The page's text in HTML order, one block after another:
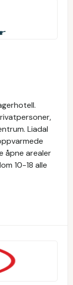
Liadal
åpne arealer
10-18 alle